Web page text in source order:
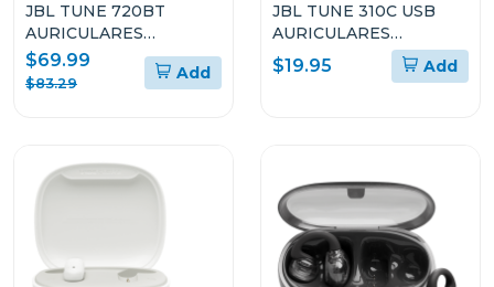
JBL TUNE 720BT
AURICULARES
CIRCUMAURALES
INALÁMBRICOS
$69.99
$83.29
Add
JBL TUNE 310C USB
AURICULARES
INTRAAURALES CON
CABLE
$19.95 Add